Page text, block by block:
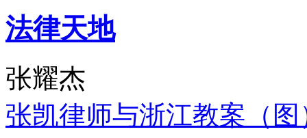
法律天地
张耀杰
张凯律师与浙江教案（图